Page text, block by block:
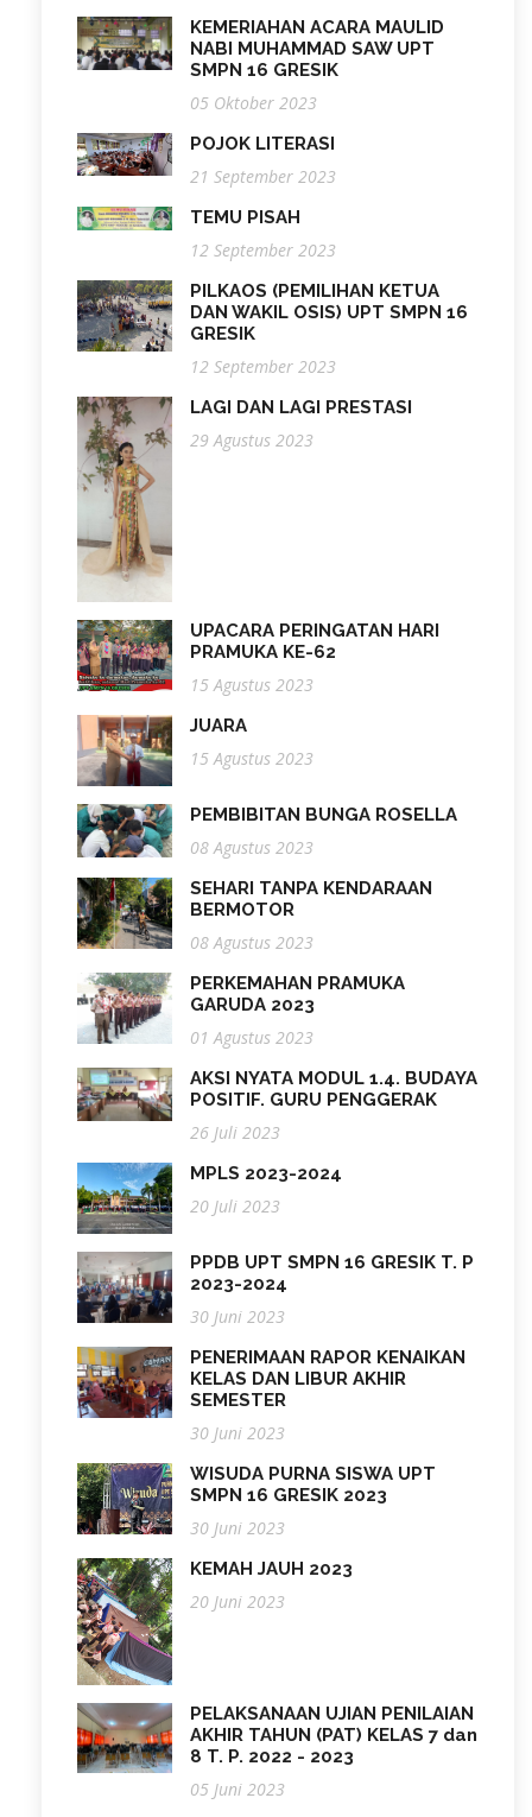
KEMERIAHAN ACARA MAULID
NABI MUHAMMAD SAW UPT
SMPN 16 GRESIK
05 Oktober 2023
POJOK LITERASI
21 September 2023
TEMU PISAH
12 September 2023
PILKAOS (PEMILIHAN KETUA
DAN WAKIL OSIS) UPT SMPN 16
GRESIK
12 September 2023
LAGI DAN LAGI PRESTASI
29 Agustus 2023
UPACARA PERINGATAN HARI
PRAMUKA KE-62
15 Agustus 2023
JUARA
15 Agustus 2023
PEMBIBITAN BUNGA ROSELLA
08 Agustus 2023
SEHARI TANPA KENDARAAN
BERMOTOR
08 Agustus 2023
PERKEMAHAN PRAMUKA
GARUDA 2023
01 Agustus 2023
AKSI NYATA MODUL 1.4. BUDAYA
POSITIF. GURU PENGGERAK
26 Juli 2023
MPLS 2023-2024
20 Juli 2023
PPDB UPT SMPN 16 GRESIK T. P
2023-2024
30 Juni 2023
PENERIMAAN RAPOR KENAIKAN
KELAS DAN LIBUR AKHIR
SEMESTER
30 Juni 2023
WISUDA PURNA SISWA UPT
SMPN 16 GRESIK 2023
30 Juni 2023
KEMAH JAUH 2023
20 Juni 2023
PELAKSANAAN UJIAN PENILAIAN
AKHIR TAHUN (PAT) KELAS 7 dan
8 T. P. 2022 - 2023
05 Juni 2023